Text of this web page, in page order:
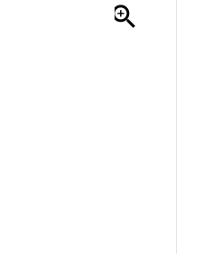
